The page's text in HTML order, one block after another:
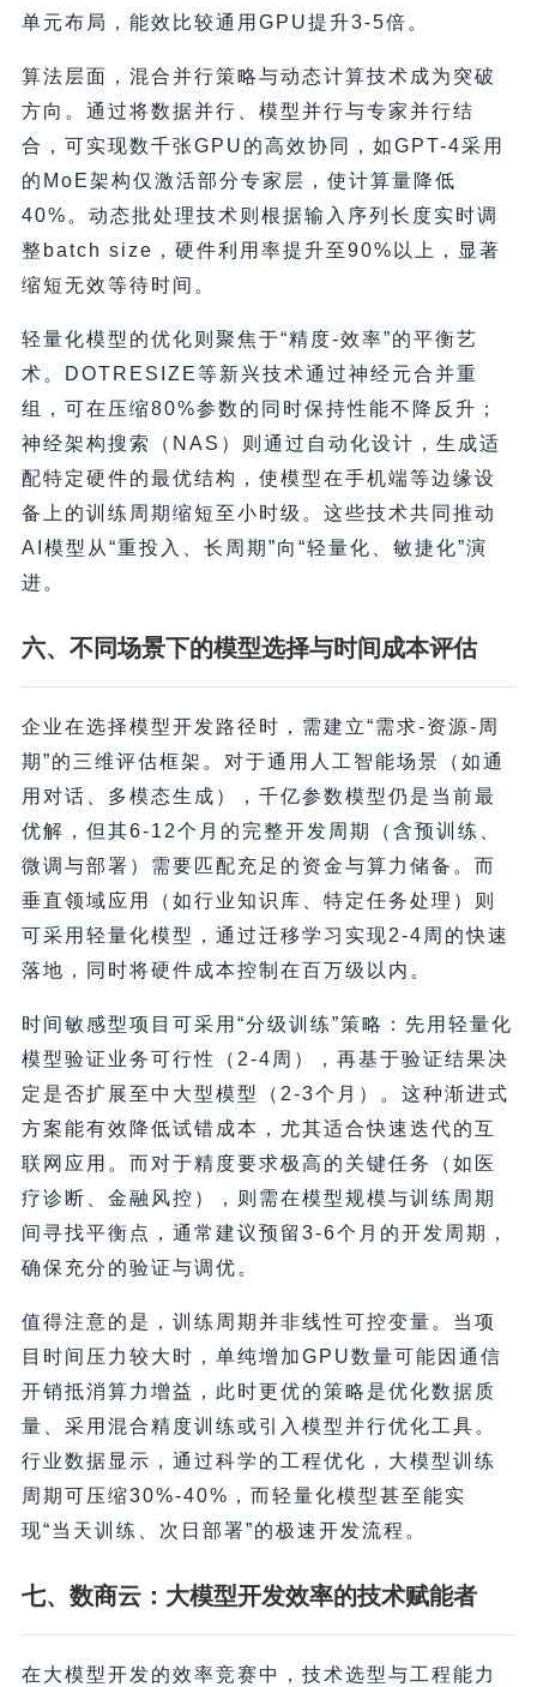
单元布局，能效比较通用GPU提升3-5倍。
算法层面，混合并行策略与动态计算技术成为突破
方向。通过将数据并行、模型并行与专家并行结
合，可实现数千张GPU的高效协同，如GPT-4采用
的MoE架构仅激活部分专家层，使计算量降低
40%。动态批处理技术则根据输入序列长度实时调
整batch size，硬件利用率提升至90%以上，显著
缩短无效等待时间。
轻量化模型的优化则聚焦于“精度-效率”的平衡艺
术。DOTRESIZE等新兴技术通过神经元合并重
组，可在压缩80%参数的同时保持性能不降反升；
神经架构搜索（NAS）则通过自动化设计，生成适
配特定硬件的最优结构，使模型在手机端等边缘设
备上的训练周期缩短至小时级。这些技术共同推动
AI模型从“重投入、长周期”向“轻量化、敏捷化”演
进。
六、不同场景下的模型选择与时间成本评估
企业在选择模型开发路径时，需建立“需求-资源-周
期”的三维评估框架。对于通用人工智能场景（如通
用对话、多模态生成），千亿参数模型仍是当前最
优解，但其6-12个月的完整开发周期（含预训练、
微调与部署）需要匹配充足的资金与算力储备。而
垂直领域应用（如行业知识库、特定任务处理）则
可采用轻量化模型，通过迁移学习实现2-4周的快速
落地，同时将硬件成本控制在百万级以内。
时间敏感型项目可采用“分级训练”策略：先用轻量化
模型验证业务可行性（2-4周），再基于验证结果决
定是否扩展至中大型模型（2-3个月）。这种渐进式
方案能有效降低试错成本，尤其适合快速迭代的互
联网应用。而对于精度要求极高的关键任务（如医
疗诊断、金融风控），则需在模型规模与训练周期
间寻找平衡点，通常建议预留3-6个月的开发周期，
确保充分的验证与调优。
值得注意的是，训练周期并非线性可控变量。当项
目时间压力较大时，单纯增加GPU数量可能因通信
开销抵消算力增益，此时更优的策略是优化数据质
量、采用混合精度训练或引入模型并行优化工具。
行业数据显示，通过科学的工程优化，大模型训练
周期可压缩30%-40%，而轻量化模型甚至能实
现“当天训练、次日部署”的极速开发流程。
七、数商云：大模型开发效率的技术赋能者
在大模型开发的效率竞赛中，技术选型与工程能力